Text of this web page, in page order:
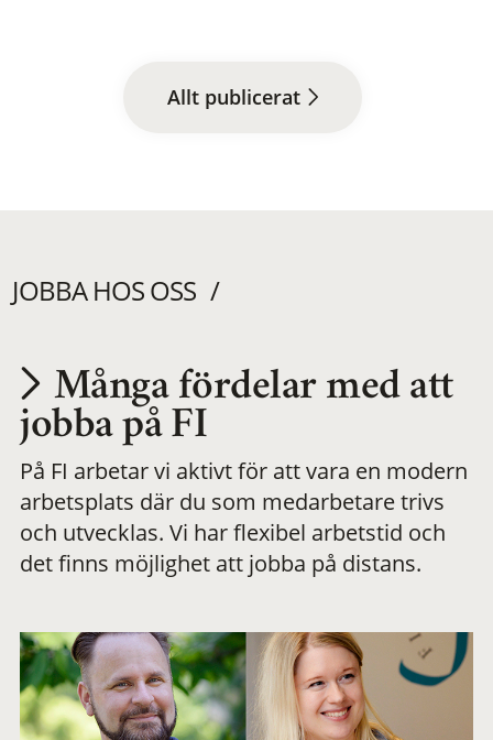
Allt publicerat
JOBBA HOS OSS
Utvecklas på en
meningsfull och
flexibel
Många fördelar med att
jobba på FI
På FI arbetar vi aktivt för att vara en modern
arbetsplats där du som medarbetare trivs
och utvecklas. Vi har flexibel arbetstid och
det finns möjlighet att jobba på distans.